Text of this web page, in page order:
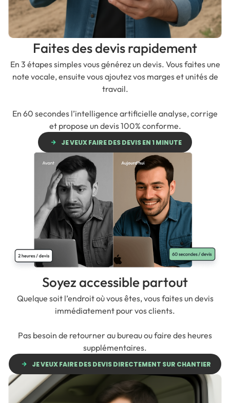
Faites des devis rapidement
En 3 étapes simples vous générez un devis. Vous faites une
note vocale, ensuite vous ajoutez vos marges et unités de
travail.
En 60 secondes l’intelligence artificielle analyse, corrige
et propose un devis 100% conforme.
JE VEUX FAIRE DES DEVIS EN 1 MINUTE
Soyez accessible partout
Quelque soit l’endroit où vous êtes, vous faites un devis
immédiatement pour vos clients.
Pas besoin de retourner au bureau ou faire des heures
supplémentaires.
JE VEUX FAIRE DES DEVIS DIRECTEMENT SUR CHANTIER